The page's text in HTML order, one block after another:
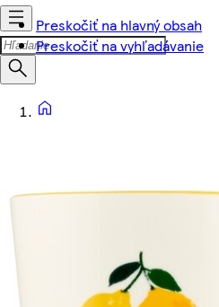
Preskočiť na hlavný obsah
Preskočiť na vyhľadávanie